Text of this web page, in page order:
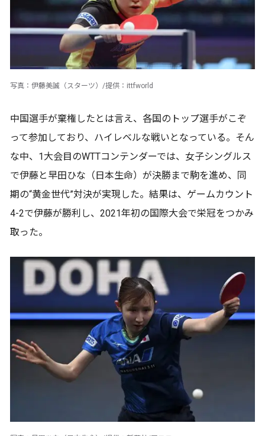
写真：伊藤美誠（スターツ）/提供：ittfworld
中国選手が棄権したとは言え、各国のトップ選手がこぞ
って参加しており、ハイレベルな戦いとなっている。そん
な中、1大会目のWTTコンテンダーでは、女子シングルス
で伊藤と早田ひな（日本生命）が決勝まで駒を進め、同
期の“黄金世代”対決が実現した。結果は、ゲームカウント
4-2で伊藤が勝利し、2021年初の国際大会で栄冠をつかみ
取った。